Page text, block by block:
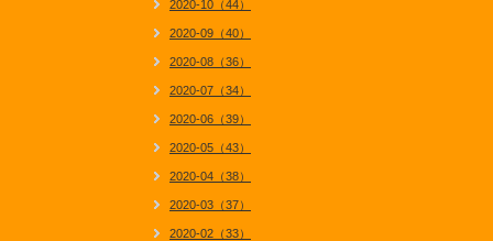
2020-10（44）
2020-09（40）
2020-08（36）
2020-07（34）
2020-06（39）
2020-05（43）
2020-04（38）
2020-03（37）
2020-02（33）